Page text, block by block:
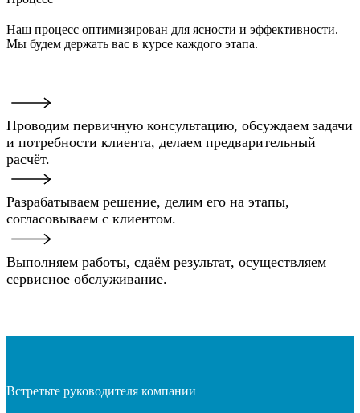
Наш процесс оптимизирован для ясности и эффективности.
Мы будем держать вас в курсе каждого этапа.
Проводим первичную консультацию, обсуждаем задачи
и потребности клиента, делаем предварительный
расчёт.
Разрабатываем решение, делим его на этапы,
согласовываем с клиентом.
Выполняем работы, сдаём результат, осуществляем
сервисное обслуживание.
Встретьте руководителя компании